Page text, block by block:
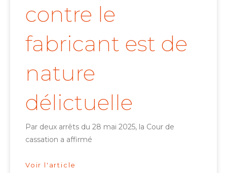
contre le
fabricant est de
nature
délictuelle
Par deux arrêts du 28 mai 2025, la Cour de
cassation a affirmé
Voir l'article